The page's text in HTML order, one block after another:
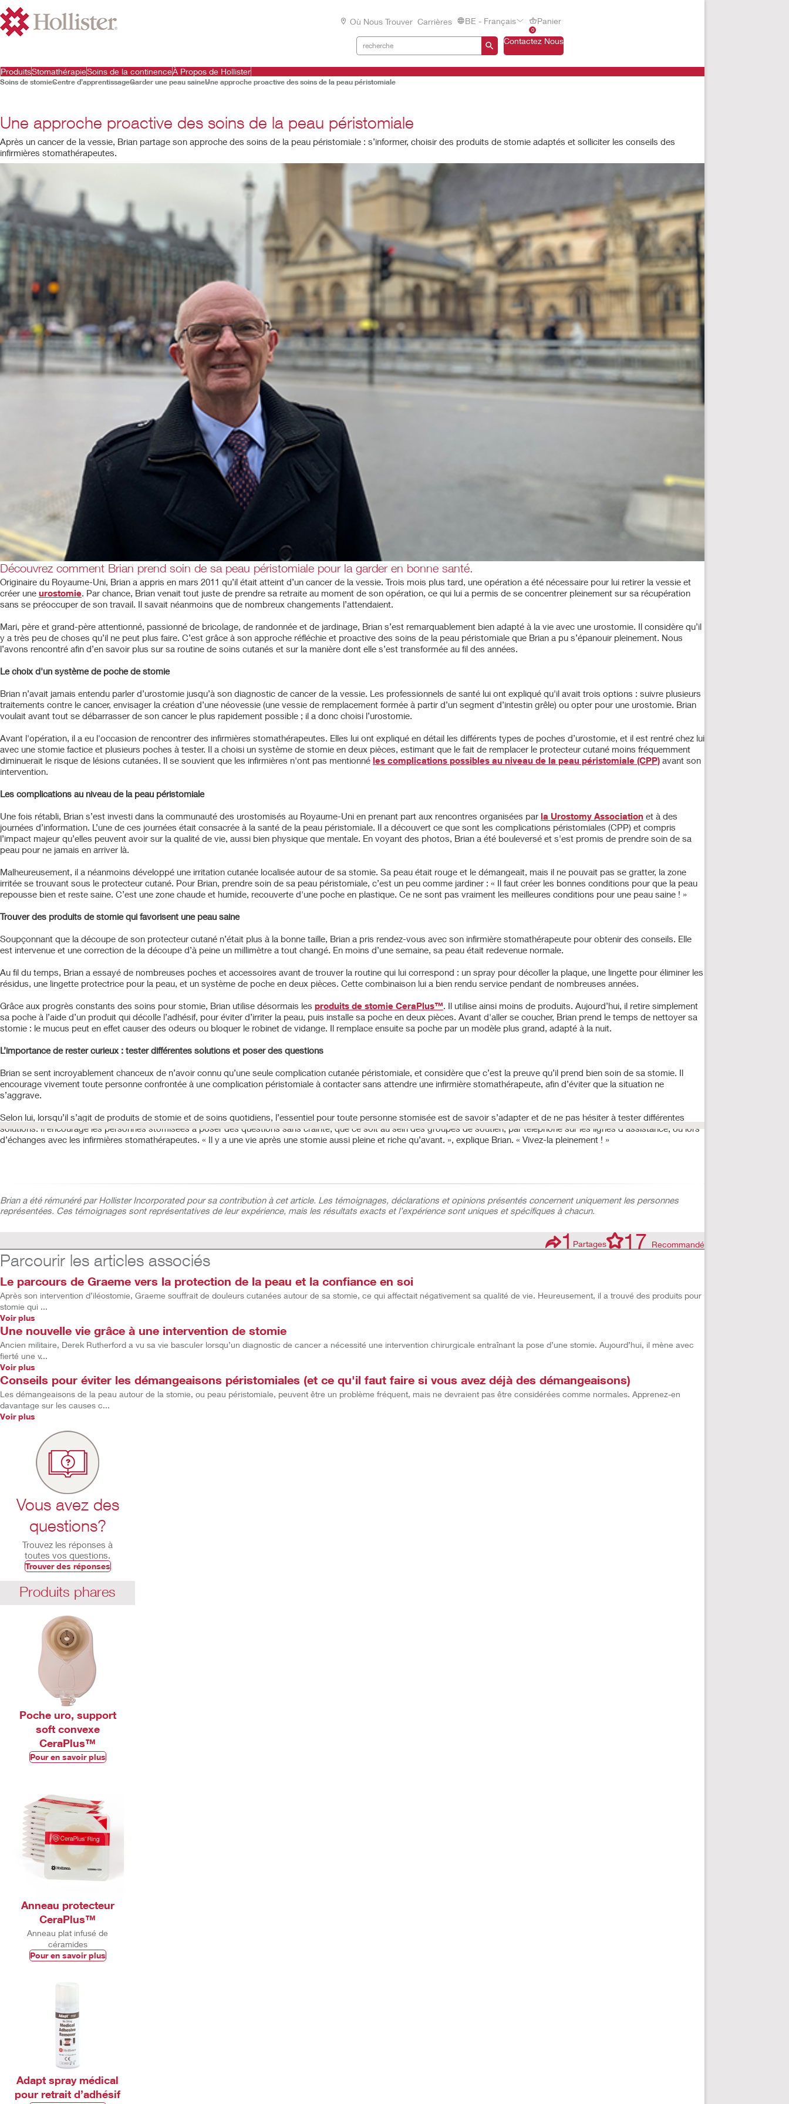
Où Nous Trouver Carrières BE - Français
0
Panier
Contactez Nous
ProduitsStomathérapieSoins de la continenceÀ Propos de Hollister
Soins de stomieCentre d’apprentissageGarder une peau saineUne approche proactive des soins de la peau péristomiale
Une approche proactive des soins de la peau péristomiale
Après un cancer de la vessie, Brian partage son approche des soins de la peau péristomiale : s’informer, choisir des produits de stomie adaptés et solliciter les conseils des
infirmières stomathérapeutes.
Découvrez comment Brian prend soin de sa peau péristomiale pour la garder en bonne santé.
Originaire du Royaume-Uni, Brian a appris en mars 2011 qu’il était atteint d’un cancer de la vessie. Trois mois plus tard, une opération a été nécessaire pour lui retirer la vessie et
créer une urostomie. Par chance, Brian venait tout juste de prendre sa retraite au moment de son opération, ce qui lui a permis de se concentrer pleinement sur sa récupération
sans se préoccuper de son travail. Il savait néanmoins que de nombreux changements l’attendaient.
Mari, père et grand-père attentionné, passionné de bricolage, de randonnée et de jardinage, Brian s’est remarquablement bien adapté à la vie avec une urostomie. Il considère qu’il
y a très peu de choses qu’il ne peut plus faire. C’est grâce à son approche réfléchie et proactive des soins de la peau péristomiale que Brian a pu s’épanouir pleinement. Nous
l’avons rencontré afin d’en savoir plus sur sa routine de soins cutanés et sur la manière dont elle s’est transformée au fil des années.
Le choix d'un système de poche de stomie
Brian n’avait jamais entendu parler d’urostomie jusqu’à son diagnostic de cancer de la vessie. Les professionnels de santé lui ont expliqué qu'il avait trois options : suivre plusieurs
traitements contre le cancer, envisager la création d’une néovessie (une vessie de remplacement formée à partir d’un segment d’intestin grêle) ou opter pour une urostomie. Brian
voulait avant tout se débarrasser de son cancer le plus rapidement possible ; il a donc choisi l’urostomie.
Avant l'opération, il a eu l'occasion de rencontrer des infirmières stomathérapeutes. Elles lui ont expliqué en détail les différents types de poches d’urostomie, et il est rentré chez lui
avec une stomie factice et plusieurs poches à tester. Il a choisi un système de stomie en deux pièces, estimant que le fait de remplacer le protecteur cutané moins fréquemment
diminuerait le risque de lésions cutanées. Il se souvient que les infirmières n'ont pas mentionné les complications possibles au niveau de la peau péristomiale (CPP) avant son
intervention.
Les complications au niveau de la peau péristomiale
Une fois rétabli, Brian s’est investi dans la communauté des urostomisés au Royaume-Uni en prenant part aux rencontres organisées par la Urostomy Association et à des
journées d’information. L’une de ces journées était consacrée à la santé de la peau péristomiale. Il a découvert ce que sont les complications péristomiales (CPP) et compris
l’impact majeur qu’elles peuvent avoir sur la qualité de vie, aussi bien physique que mentale. En voyant des photos, Brian a été bouleversé et s'est promis de prendre soin de sa
peau pour ne jamais en arriver là.
Malheureusement, il a néanmoins développé une irritation cutanée localisée autour de sa stomie. Sa peau était rouge et le démangeait, mais il ne pouvait pas se gratter, la zone
irritée se trouvant sous le protecteur cutané. Pour Brian, prendre soin de sa peau péristomiale, c’est un peu comme jardiner : « Il faut créer les bonnes conditions pour que la peau
repousse bien et reste saine. C’est une zone chaude et humide, recouverte d'une poche en plastique. Ce ne sont pas vraiment les meilleures conditions pour une peau saine ! »
Trouver des produits de stomie qui favorisent une peau saine
Soupçonnant que la découpe de son protecteur cutané n’était plus à la bonne taille, Brian a pris rendez-vous avec son infirmière stomathérapeute pour obtenir des conseils. Elle
est intervenue et une correction de la découpe d’à peine un millimètre a tout changé. En moins d’une semaine, sa peau était redevenue normale.
Au fil du temps, Brian a essayé de nombreuses poches et accessoires avant de trouver la routine qui lui correspond : un spray pour décoller la plaque, une lingette pour éliminer les
résidus, une lingette protectrice pour la peau, et un système de poche en deux pièces. Cette combinaison lui a bien rendu service pendant de nombreuses années.
Grâce aux progrès constants des soins pour stomie, Brian utilise désormais les produits de stomie CeraPlus™. Il utilise ainsi moins de produits. Aujourd’hui, il retire simplement
sa poche à l’aide d’un produit qui décolle l’adhésif, pour éviter d’irriter la peau, puis installe sa poche en deux pièces. Avant d'aller se coucher, Brian prend le temps de nettoyer sa
stomie : le mucus peut en effet causer des odeurs ou bloquer le robinet de vidange. Il remplace ensuite sa poche par un modèle plus grand, adapté à la nuit.
L’importance de rester curieux : tester différentes solutions et poser des questions
Brian se sent incroyablement chanceux de n’avoir connu qu’une seule complication cutanée péristomiale, et considère que c’est la preuve qu’il prend bien soin de sa stomie. Il
encourage vivement toute personne confrontée à une complication péristomiale à contacter sans attendre une infirmière stomathérapeute, afin d’éviter que la situation ne
s’aggrave.
Selon lui, lorsqu’il s’agit de produits de stomie et de soins quotidiens, l’essentiel pour toute personne stomisée est de savoir s’adapter et de ne pas hésiter à tester différentes
solutions. Il encourage les personnes stomisées à poser des questions sans crainte, que ce soit au sein des groupes de soutien, par téléphone sur les lignes d’assistance, ou lors
d’échanges avec les infirmières stomathérapeutes. « Il y a une vie après une stomie aussi pleine et riche qu’avant. », explique Brian. « Vivez-la pleinement ! »
Brian a été rémunéré par Hollister Incorporated pour sa contribution à cet article. Les témoignages, déclarations et opinions présentés concernent uniquement les personnes
représentées. Ces témoignages sont représentatives de leur expérience, mais les résultats exacts et l’expérience sont uniques et spécifiques à chacun.
1Partages 17 Recommandé
Parcourir les articles associés
Le parcours de Graeme vers la protection de la peau et la confiance en soi
Après son intervention d’iléostomie, Graeme souffrait de douleurs cutanées autour de sa stomie, ce qui affectait négativement sa qualité de vie. Heureusement, il a trouvé des produits pour
stomie qui ...
Voir plus
Une nouvelle vie grâce à une intervention de stomie
Ancien militaire, Derek Rutherford a vu sa vie basculer lorsqu’un diagnostic de cancer a nécessité une intervention chirurgicale entraînant la pose d’une stomie. Aujourd’hui, il mène avec
fierté une v...
Voir plus
Conseils pour éviter les démangeaisons péristomiales (et ce qu'il faut faire si vous avez déjà des démangeaisons)
Les démangeaisons de la peau autour de la stomie, ou peau péristomiale, peuvent être un problème fréquent, mais ne devraient pas être considérées comme normales. Apprenez-en
davantage sur les causes c...
Voir plus
Vous avez des
questions?
Trouvez les réponses à
toutes vos questions.
Trouver des réponses
Produits phares
Poche uro, support
soft convexe
CeraPlus™
Pour en savoir plus
Anneau protecteur
CeraPlus™
Anneau plat infusé de
céramides
Pour en savoir plus
Adapt spray médical
pour retrait d’adhésif